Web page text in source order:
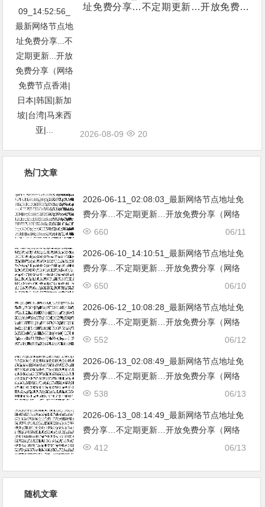
址免费分享…不定期更新…开放免费分
2026-08-09 20
热门文章
2026-06-11_02:08:03_最新网络节点地址免
费分享…不定期更新…开放免费分享（网络
免费节点香港|日本|韩国|新加坡|台湾|马来西
06/11
660
2026-06-10_14:10:51_最新网络节点地址免
费分享…不定期更新…开放免费分享（网络
免费节点香港|日本|韩国|新加坡|台湾|马来西
06/10
650
2026-06-12_10:08:28_最新网络节点地址免
费分享…不定期更新…开放免费分享（网络
免费节点香港|日本|韩国|新加坡|台湾|马来西
06/12
552
2026-06-13_02:08:49_最新网络节点地址免
费分享…不定期更新…开放免费分享（网络
免费节点香港|日本|韩国|新加坡|台湾|马来西
06/13
538
2026-06-13_08:14:49_最新网络节点地址免
费分享…不定期更新…开放免费分享（网络
免费节点香港|日本|韩国|新加坡|台湾|马来西
06/13
412
随机文章